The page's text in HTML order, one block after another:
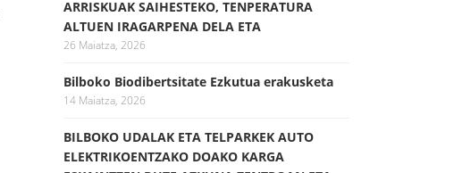
ARRISKUAK SAIHESTEKO, TENPERATURA
ALTUEN IRAGARPENA DELA ETA
26 Maiatza, 2026
Bilboko Biodibertsitate Ezkutua erakusketa
14 Maiatza, 2026
BILBOKO UDALAK ETA TELPARKEK AUTO
ELEKTRIKOENTZAKO DOAKO KARGA